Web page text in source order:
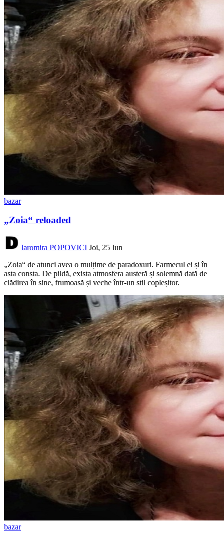
bazar
„Zoia“ reloaded
Iaromira POPOVICI Joi, 25 Iun
„Zoia“ de atunci avea o mulțime de paradoxuri. Farmecul ei și în
asta consta. De pildă, exista atmosfera austeră și solemnă dată de
clădirea în sine, frumoasă și veche într-un stil copleșitor.
bazar